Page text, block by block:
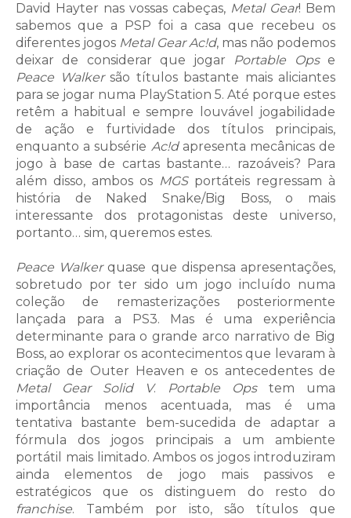
David Hayter nas vossas cabeças, Metal Gear! Bem
sabemos que a PSP foi a casa que recebeu os
diferentes jogos Metal Gear Ac!d, mas não podemos
deixar de considerar que jogar Portable Opse
Peace Walkersão títulos bastante mais aliciantes
para se jogar numa PlayStation 5. Até porque estes
retêm a habitual e sempre louvável jogabilidade
de ação e furtividade dos títulos principais,
enquanto a subsérie Ac!dapresenta mecânicas de
jogo à base de cartas bastante… razoáveis? Para
além disso, ambos os MGS portáteis regressam à
história de Naked Snake/Big Boss, o mais
interessante dos protagonistas deste universo,
portanto… sim, queremos estes.
Peace Walkerquase que dispensa apresentações,
sobretudo por ter sido um jogo incluído numa
coleção de remasterizações posteriormente
lançada para a PS3. Mas é uma experiência
determinante para o grande arco narrativo de Big
Boss, ao explorar os acontecimentos que levaram à
criação de Outer Heaven e os antecedentes de
Metal Gear Solid V. Portable Opstem uma
importância menos acentuada, mas é uma
tentativa bastante bem-sucedida de adaptar a
fórmula dos jogos principais a um ambiente
portátil mais limitado. Ambos os jogos introduziram
ainda elementos de jogo mais passivos e
estratégicos que os distinguem do resto do
franchise. Também por isto, são títulos que